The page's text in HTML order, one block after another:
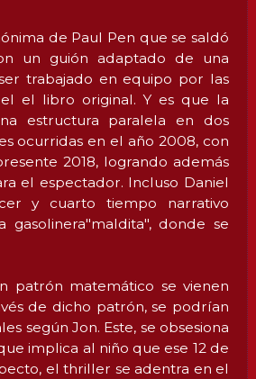
de Paul Pen que se saldó
un guión adaptado de una
trabajado en equipo por las
el libro original. Y es que la
estructura paralela en dos
ocurridas en el año 2008, con
2018, logrando además
el espectador. Incluso Daniel
y cuarto tiempo narrativo
gasolinera"maldita", donde se
patrón matemático se vienen
de dicho patrón, se podrían
según Jon. Este, se obsesiona
implica al niño que ese 12 de
el thriller se adentra en el